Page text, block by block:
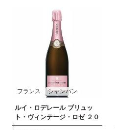
フランス シャンパン
ルイ・ロデレール ブリュッ
ト・ヴィンテージ・ロゼ ２０
０６